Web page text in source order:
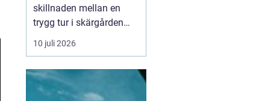
skillnaden mellan en
trygg tur i skärgården
och en sommar fylld av
ofrivilliga stopp. Många
Stockholmsområdet
använder Volvo Penta,
10 juli 2026